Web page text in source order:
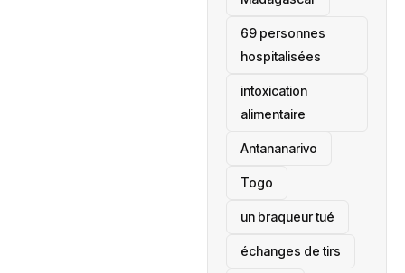
69 personnes
hospitalisées
intoxication
alimentaire
Antananarivo
‎Togo
un braqueur tué
échanges de tirs